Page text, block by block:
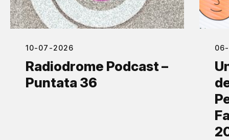
10-07-2026
Radiodrome Podcast –
Puntata 36